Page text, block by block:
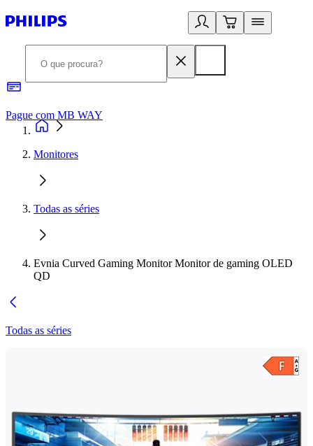
Pague com MB WAY
Monitores
Todas as séries
Evnia Curved Gaming Monitor Monitor de gaming OLED
QD
Todas as séries